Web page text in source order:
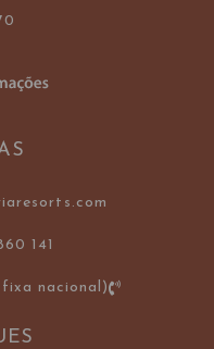
141
nacional)